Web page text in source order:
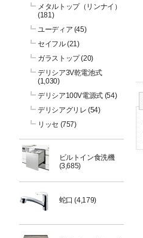
メタルトップ（リンナイ）
(181)
ユーディア (45)
セイフル(21)
ガラストップ(20)
デリシア3V乾電池式
(1,030)
デリシア100V電源式 (54)
デリシアグリレ (54)
リッセ (757)
ビルトイン食洗機
(3,685)
蛇口 (4,179)